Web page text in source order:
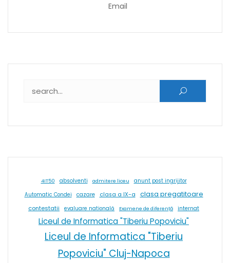
Email
4IT50 absolventi admitere liceu anunt post ingrijitor
Automatic Condei cazare clasa a IX-a clasa pregatitoare
contestatii evaluare natională Examene de diferență internat
Liceul de Informatica "Tiberiu Popoviciu"
Liceul de Informatica "Tiberiu
Popoviciu" Cluj-Napoca